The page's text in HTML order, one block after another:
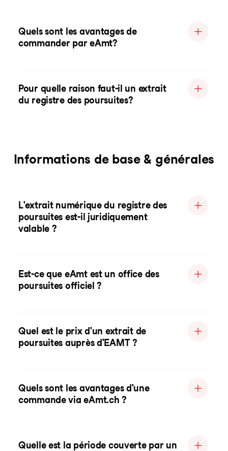
Quels sont les avantages de
commander par eAmt?
Pour quelle raison faut-il un extrait
du registre des poursuites?
Informations de base & générales
L'extrait numérique du registre des
poursuites est-il juridiquement
valable ?
Est-ce que eAmt est un office des
poursuites officiel ?
Quel est le prix d'un extrait de
poursuites auprès d'EAMT ?
Quels sont les avantages d'une
commande via eAmt.ch ?
Quelle est la période couverte par un